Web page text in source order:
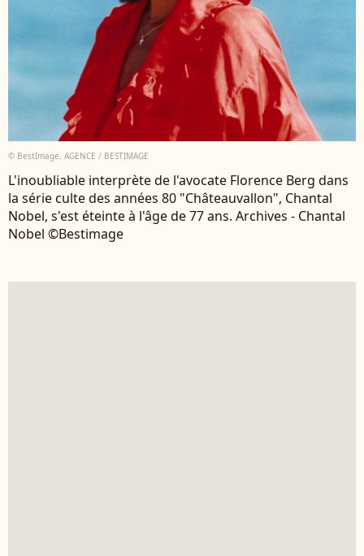
© BestImage, AGENCE / BESTIMAGE
L'inoubliable interprète de l'avocate Florence Berg dans
la série culte des années 80 "Châteauvallon", Chantal
Nobel, s'est éteinte à l'âge de 77 ans. Archives - Chantal
Nobel ©Bestimage